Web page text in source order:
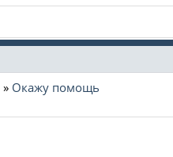
» Окажу помощь